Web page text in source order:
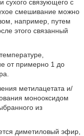
сухого связующего с
смешивание можно
например, путем
этого связанный
от примерно 1 до
метилацетата и/
монооксидом
из
диметиловый эфир,